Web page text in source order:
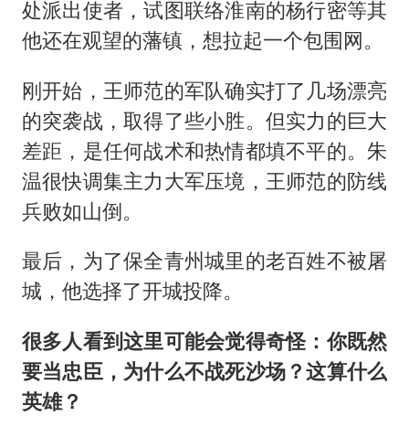
处派出使者，试图联络淮南的杨行密等其
他还在观望的藩镇，想拉起一个包围网。
刚开始，王师范的军队确实打了几场漂亮
的突袭战，取得了些小胜。但实力的巨大
差距，是任何战术和热情都填不平的。朱
温很快调集主力大军压境，王师范的防线
兵败如山倒。
最后，为了保全青州城里的老百姓不被屠
城，他选择了开城投降。
很多人看到这里可能会觉得奇怪：你既然
要当忠臣，为什么不战死沙场？这算什么
英雄？